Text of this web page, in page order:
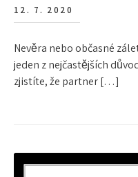
12. 7. 2020
Nevěra nebo občasné
jeden z nejčastějších
zjistíte, že partner […]